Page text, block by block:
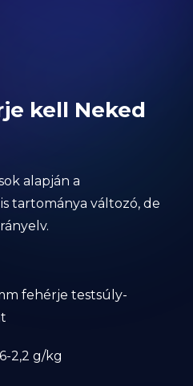
kell Neked
alapján a
tartománya változó, de
fehérje testsúly-
2,2 g/kg